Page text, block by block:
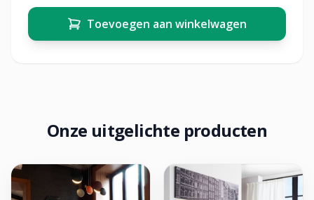
Toevoegen aan winkelwagen
Onze uitgelichte producten